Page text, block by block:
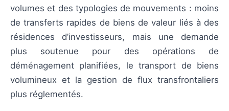
volumes et des typologies de mouvements : moins
de transferts rapides de biens de valeur liés à des
résidences d’investisseurs, mais une demande
plus soutenue pour des opérations de
déménagement planifiées, le transport de biens
volumineux et la gestion de flux transfrontaliers
plus réglementés.